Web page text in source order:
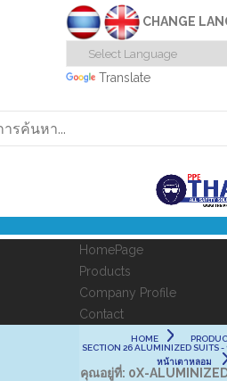
CHANGE
Translate
HomePage
Products
Company Profile
Contact
HOME
SECTION 26 ALUMINIZED
หน้าเตาหลอม
คุณอยู่ที่: 0X-